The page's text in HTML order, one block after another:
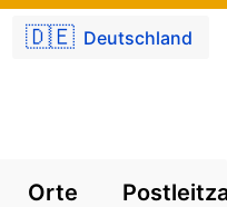
🇩🇪 Deutschland
Orte